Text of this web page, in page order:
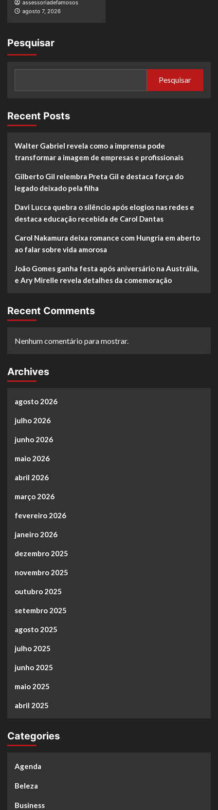
assessoriadefamosos
agosto 7, 2026
Pesquisar
Pesquisar
Recent Posts
Walter Gabriel revela como a imprensa pode
transformar a imagem de empresas e profissionais
Gilberto Gil relembra Preta Gil e destaca força do
legado deixado pela filha
Davi Lucca quebra o silêncio após elogios nas redes e
destaca educação recebida de Carol Dantas
Carol Nakamura deixa romance com Hungria em aberto
ao falar sobre vida amorosa
João Gomes ganha festa após aniversário na Austrália,
e Ary Mirelle revela detalhes da comemoração
Recent Comments
Nenhum comentário para mostrar.
Archives
agosto 2026
julho 2026
junho 2026
maio 2026
abril 2026
março 2026
fevereiro 2026
janeiro 2026
dezembro 2025
novembro 2025
outubro 2025
setembro 2025
agosto 2025
julho 2025
junho 2025
maio 2025
abril 2025
Categories
Agenda
Beleza
Business